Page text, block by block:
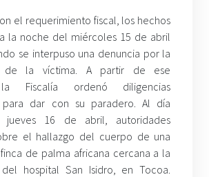
el requerimiento fiscal, los hechos
la noche del miércoles 15 de abril
se interpuso una denuncia por la
de la víctima. A partir de ese
Fiscalía ordenó diligencias
para dar con su paradero. Al día
jueves 16 de abril, autoridades
el hallazgo del cuerpo de una
de palma africana cercana a la
hospital San Isidro, en Tocoa.